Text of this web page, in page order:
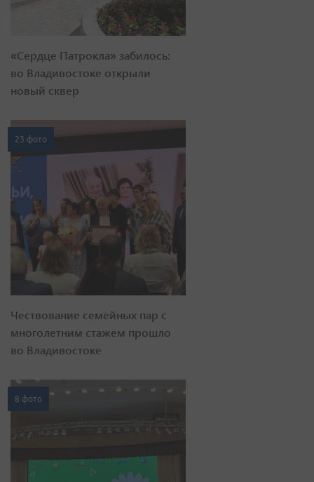
«Сердце Патрокла» забилось:
во Владивостоке открыли
новый сквер
23 фото
Чествование семейных пар с
многолетним стажем прошло
во Владивостоке
8 фото